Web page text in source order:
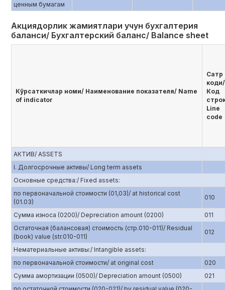
ценным бумагам
Акциядорлик жамиятлари учун бухгалтерия
баланси/ Бухгалтерский баланс/ Balance sheet
Кўрсаткичлар номи/ Наименование показателя/ Name
of indicator
Сатр
коди/
Код
Line
code
АКТИВ/ ASSETS
I. Долгосрочные активы/ Long term assets
Основные средства:/ Fixed assets:
по первоначальной стоимости (01,03)/ at historical cost
(01.03)
010
Сумма износа (0200)/ Depreciation amount (0200)
011
Остаточная (балансовая) стоимость (стр.010-011)/ Residual
(book) value (str.010-011)
012
Нематериальные активы:/ Intangible assets:
по первоначальной стоимости/ at original cost
020
Сумма амортизации (0500)/ Depreciation amount (0500)
021